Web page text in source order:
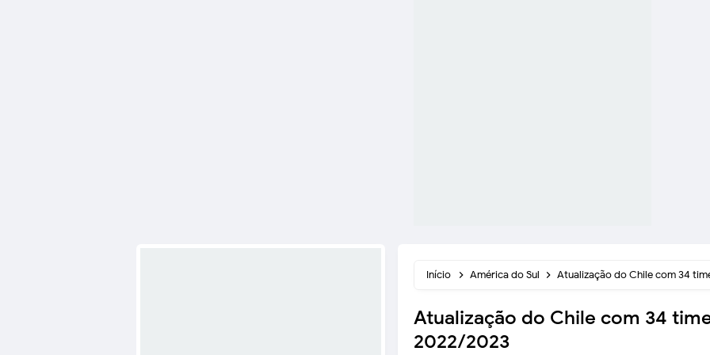
Início América do Sul Atualização do Chile com 34
Atualização do Chile com 34
2022/2023